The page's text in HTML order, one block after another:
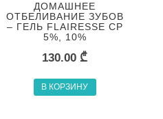
ДОМАШНЕЕ
ОТБЕЛИВАНИЕ ЗУБОВ
– ГЕЛЬ FLAIRESSE CP
5%, 10%
130.00 ₾
В КОРЗИНУ